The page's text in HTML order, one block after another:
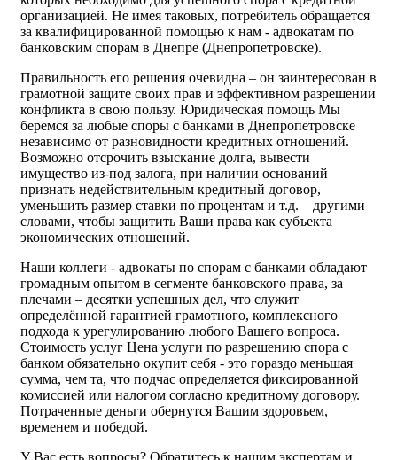
организацией. Не имея таковых, потребитель обращается
за квалифицированной помощью к нам - адвокатам по
банковским спорам в Днепре (Днепропетровске).
Правильность его решения очевидна – он заинтересован в
грамотной защите своих прав и эффективном разрешении
конфликта в свою пользу. Юридическая помощь Мы
беремся за любые споры с банками в Днепропетровске
независимо от разновидности кредитных отношений.
Возможно отсрочить взыскание долга, вывести
имущество из-под залога, при наличии оснований
признать недействительным кредитный договор,
уменьшить размер ставки по процентам и т.д. – другими
словами, чтобы защитить Ваши права как субъекта
экономических отношений.
Наши коллеги - адвокаты по спорам с банками обладают
громадным опытом в сегменте банковского права, за
плечами – десятки успешных дел, что служит
определённой гарантией грамотного, комплексного
подхода к урегулированию любого Вашего вопроса.
Стоимость услуг Цена услуги по разрешению спора с
банком обязательно окупит себя - это гораздо меньшая
сумма, чем та, что подчас определяется фиксированной
комиссией или налогом согласно кредитному договору.
Потраченные деньги обернутся Вашим здоровьем,
временем и победой.